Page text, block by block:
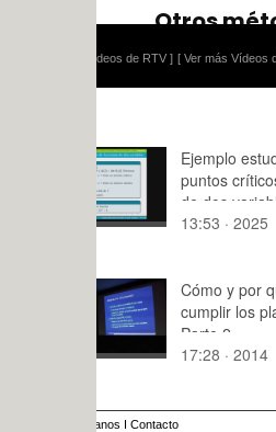
[ Ver más Vídeos didácticos ]
Ejemplo estudio de
puntos críticos función
de dos variables
13:53 · 2025
Cómo y por qué
cumplir los plazos -
Parte 2
17:28 · 2014